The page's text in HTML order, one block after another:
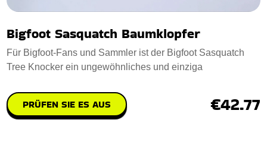
Bigfoot Sasquatch Baumklopfer
Für Bigfoot-Fans und Sammler ist der Bigfoot Sasquatch
Tree Knocker ein ungewöhnliches und einziga
PRÜFEN SIE ES AUS €42.77